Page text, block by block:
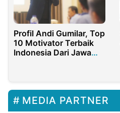
Profil Andi Gumilar, Top
10 Motivator Terbaik
Indonesia Dari Jawa
MEDIA PARTNER